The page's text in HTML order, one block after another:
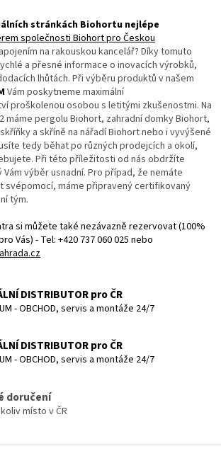
l
á
d
a
c
í
p
r
v
k
y
v
ý
s
u
stránkách Biohortu nejlépe
společnosti Biohort pro Českou
na rakouskou kancelář? Díky tomuto
a přesné informace o inovacích výrobků,
lhůtách. Při výběru produktů v našem
Vám poskytneme maximální
proškolenou osobou s letitými zkušenostmi. Na
máme pergolu Biohort, zahradní domky Biohort,
a skříně na nářadí Biohort nebo i vyvýšené
tedy běhat po různých prodejcích a okolí,
Při této příležitosti od nás obdržíte
výběr usnadní. Pro případ, že nemáte
svépomocí, máme připravený certifikovaný
tým.
si můžete také nezávazně rezervovat (100%
Vás) - Tel: +420 737 060 025 nebo
DISTRIBUTOR pro ČR
- OBCHOD, servis a montáže 24/7
DISTRIBUTOR pro ČR
- OBCHOD, servis a montáže 24/7
doručení
místo v ČR